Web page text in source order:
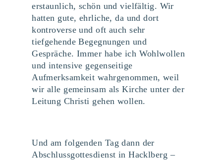
erstaunlich, schön und vielfältig. Wir
hatten gute, ehrliche, da und dort
kontroverse und oft auch sehr
tiefgehende Begegnungen und
Gespräche. Immer habe ich Wohlwollen
und intensive gegenseitige
Aufmerksamkeit wahrgenommen, weil
wir alle gemeinsam als Kirche unter der
Leitung Christi gehen wollen.
Und am folgenden Tag dann der
Abschlussgottesdienst in Hacklberg –